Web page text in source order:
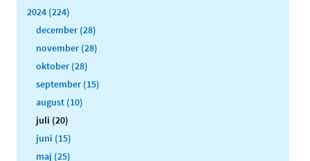
2024 (224)
december (28)
november (28)
oktober (28)
september (15)
august (10)
juli (20)
juni (15)
maj (25)